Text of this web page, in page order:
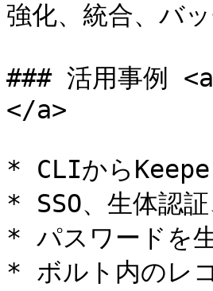
強化、統合、バ
### 活用事例
</a>
* CLIから
* SSO、生体認
* パスワードを
* ボルト内のレ